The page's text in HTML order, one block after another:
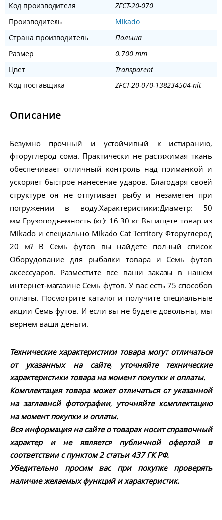
Код производителя
ZFCT-20-070
Производитель
Mikado
Страна производитель
Польша
Размер
0.700 mm
Цвет
Transparent
Код поставщика
ZFCT-20-070-138234504-nit
Описание
Безумно прочный и устойчивый к истиранию,
фторуглерод сома. Практически не растяжимая ткань
обеспечивает отличный контроль над приманкой и
ускоряет быстрое нанесение ударов. Благодаря своей
структуре он не отпугивает рыбу и незаметен при
погружении в воду.Характеристики:Диаметр: 50
мм.Грузоподъемность (кг): 16.30 кг Вы ищете товар из
Mikado и специально Mikado Cat Territory Фторуглерод
20 м? В Семь футов вы найдете полный список
Оборудование для рыбалки товара и Семь футов
аксессуаров. Разместите все ваши заказы в нашем
интернет-магазине Семь футов. У вас есть 75 способов
оплаты. Посмотрите каталог и получите специальные
акции Семь футов. И если вы не будете довольны, мы
вернем ваши деньги.
Технические характеристики товара могут отличаться
от указанных на сайте, уточняйте технические
характеристики товара на момент покупки и оплаты.
Комплектация товара может отличаться от указанной
на заглавной фотографии, уточняйте комплектацию
на момент покупки и оплаты.
Вся информация на сайте о товарах носит справочный
характер и не является публичной офертой в
соответствии с пунктом 2 статьи 437 ГК РФ.
Убедительно просим вас при покупке проверять
наличие желаемых функций и характеристик.